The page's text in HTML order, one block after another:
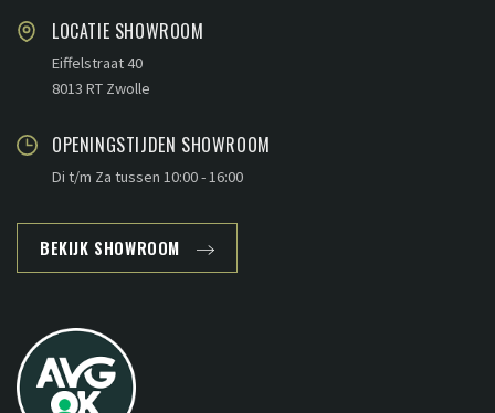
LOCATIE SHOWROOM
Eiffelstraat 40
8013 RT Zwolle
OPENINGSTIJDEN SHOWROOM
Di t/m Za tussen 10:00 - 16:00
BEKIJK SHOWROOM